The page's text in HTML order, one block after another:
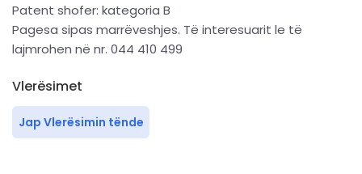
Patent shofer: kategoria B
Pagesa sipas marrëveshjes. Të interesuarit le të
lajmrohen në nr. 044 410 499
Vlerësimet
Jap Vlerësimin tënde